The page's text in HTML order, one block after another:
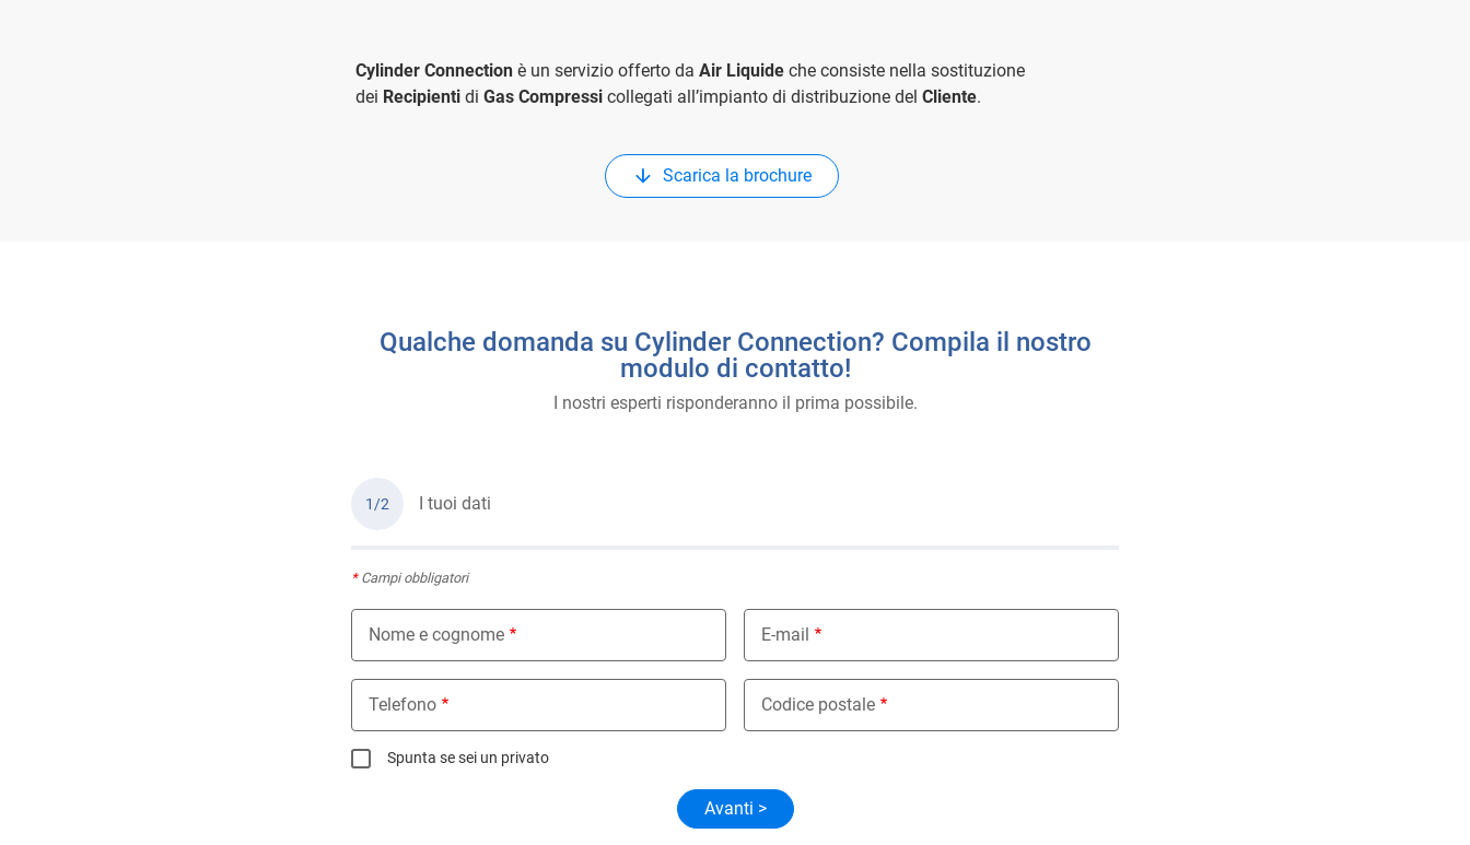
Cylinder Connectionè un servizio offerto da Air Liquideche consiste nella sostituzione
dei Recipientidi Gas Compressi collegati all’impianto di distribuzione del Cliente.
Scarica la brochure
Qualche domanda su Cylinder Connection? Compila il nostro
modulo di contatto!
I nostri esperti risponderanno il prima possibile.
1/2 I tuoi dati
*Campi obbligatori
Nome e cognome E-mail
Telefono Codice postale
Spunta se sei un privato